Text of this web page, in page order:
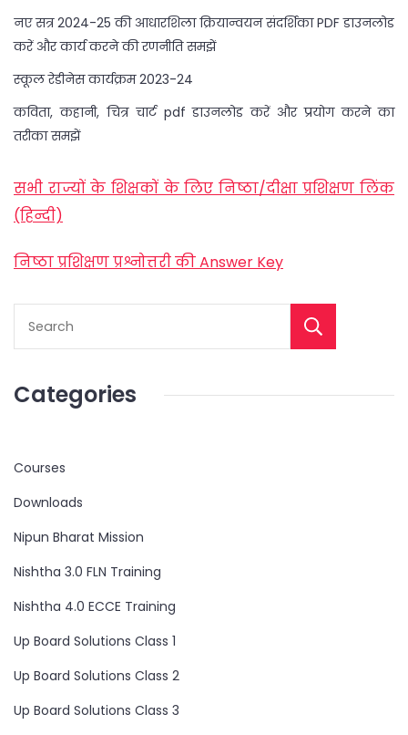
नए सत्र 2024-25 की आधारशिला क्रियान्वयन संदर्शिका PDF डाउनलोड
करें और कार्य करने की रणनीति समझें
स्कूल रेडीनेस कार्यक्रम 2023-24
कविता, कहानी, चित्र चार्ट pdf डाउनलोड करें और प्रयोग करने का
तरीका समझें
सभी राज्यों के शिक्षकों के लिए निष्ठा/दीक्षा प्रशिक्षण लिंक
(हिन्दी)
निष्ठा प्रशिक्षण प्रश्नोत्तरी की Answer Key
Categories
Courses
Downloads
Nipun Bharat Mission
Nishtha 3.0 FLN Training
Nishtha 4.0 ECCE Training
Up Board Solutions Class 1
Up Board Solutions Class 2
Up Board Solutions Class 3